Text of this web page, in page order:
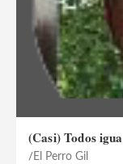
(Casi) Todos
El Perro Gil